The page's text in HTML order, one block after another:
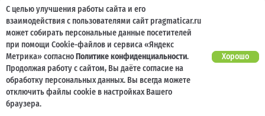
LADA Niva Travel
2026
Гарантия 2 года, без ограничения по
пробегу
Есть предложение?
Ваш кешбек
С целью улучшения работы сайта и его
взаимодействия с пользователями сайт pragmaticar.ru
может собирать персональные данные посетителей
при помощи Cookie-файлов и сервиса «Яндекс
Метрика» согласноПолитике конфиденциальности.
Продолжая работу с сайтом, Вы даёте согласие на
обработку персональных данных. Вы всегда можете
отключить файлы cookie в настройках Вашего
браузера.
Хорошо